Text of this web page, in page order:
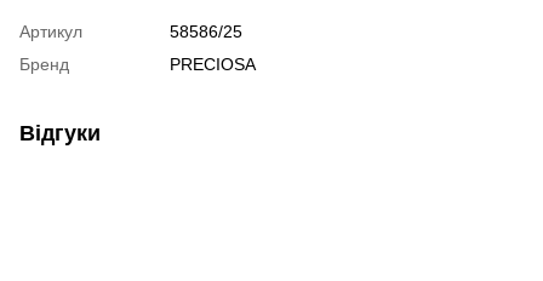
Артикул
58586/25
Бренд
PRECIOSA
Відгуки